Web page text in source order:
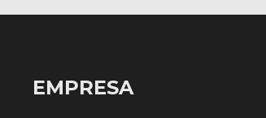
EMPRESA